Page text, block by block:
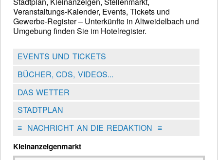
Veranstaltungs-Kalender, Events, Tickets und
Gewerbe-Register – Unterkünfte in Altweidelbach und
Umgebung finden Sie im Hotelregister.
EVENTS UND TICKETS
BÜCHER, CDS, VIDEOS...
DAS WETTER
STADTPLAN
≡NACHRICHT AN DIE REDAKTION ≡
Kleinanzeigenmarkt